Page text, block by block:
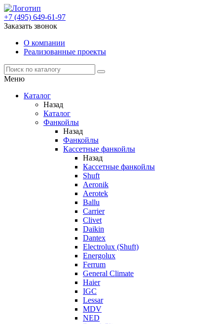
+7 (495) 649-61-97
Заказать звонок
О компании
Реализованные проекты
Меню
Каталог
Назад
Каталог
Фанкойлы
Назад
Фанкойлы
Кассетные фанкойлы
Назад
Кассетные фанкойлы
Shuft
Aeronik
Aerotek
Ballu
Carrier
Clivet
Daikin
Dantex
Electrolux (Shuft)
Energolux
Ferrum
General Climate
Haier
IGC
Lessar
MDV
NED